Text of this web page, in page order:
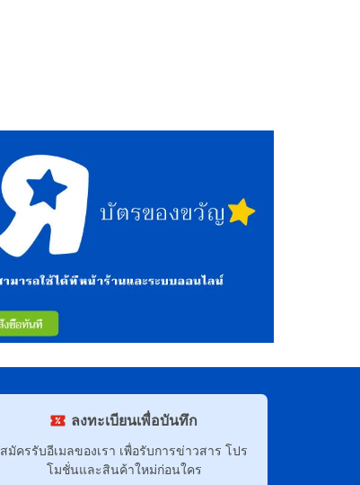
ลงทะเบียนเพื่อบันทึก
สมัครรับอีเมลของเรา เพื่อรับการข่าวสาร โปร
โมชั่นและสินค้าใหม่ก่อนใคร